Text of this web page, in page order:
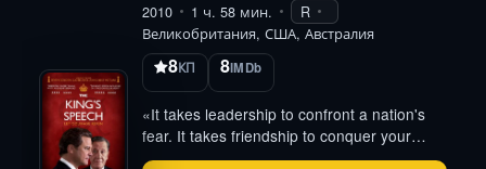
2010
1 ч. 58 мин.
R
Великобритания, США, Австралия
8КП 8IMDb
«It takes leadership to confront a nation's
fear. It takes friendship to conquer your
own»